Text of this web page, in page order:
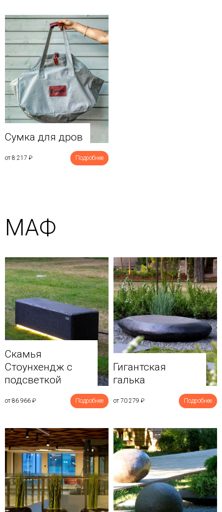
Сумка для дров
от 8 217 ₽ Подробнее
МАФ
Скамья
Стоунхендж с
подсветкой
от 86 966 ₽ Подробнее
Гигантская
галька
от 70 279 ₽ Подробнее